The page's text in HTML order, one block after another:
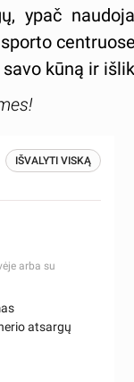
ypač
kūną ir
IŠVALYTI VISKĄ
arba su
atsargų